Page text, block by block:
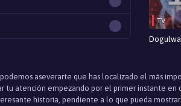
TV
aseverarte que has localizado el más
tu atención empezando por el primer instante en
historia, pendiente a lo que pueda